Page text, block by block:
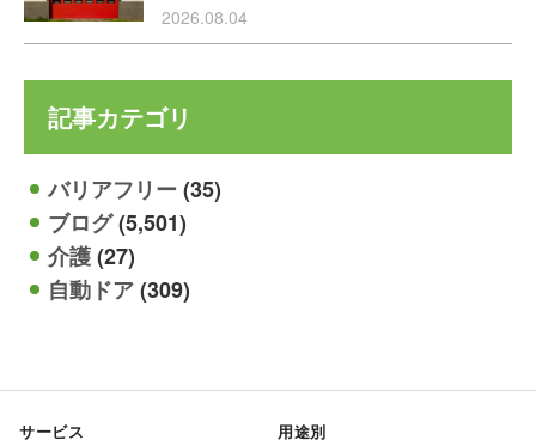
2026.08.04
記事カテゴリ
バリアフリー(35)
ブログ(5,501)
介護(27)
自動ドア(309)
サービス 用途別